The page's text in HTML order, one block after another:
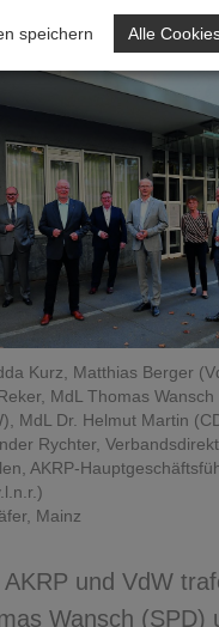
Wohnpolitik
Kurz, Matthias Berger
MdL Thomas Wansch
MdL Dr. Helmut Martin
Rychter,
AKRP-
Mainz
und VdW
Wansch (SPD)
speichern Alle